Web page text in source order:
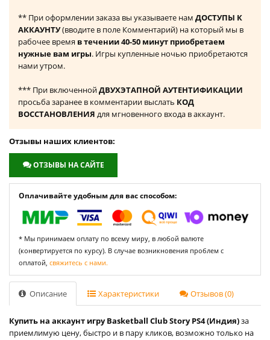
** При оформлении заказа вы указываете нам ДОСТУПЫ К
АККАУНТУ(вводите в поле Комментарий) на который мы в
рабочее время в течении 40-50 минут приобретаем
нужные вам игры. Игры купленные ночью приобретаются
нами утром.
*** При включеннойДВУХЭТАПНОЙ АУТЕНТИФИКАЦИИ
просьба заранее в комментарии выслать КОД
ВОССТАНОВЛЕНИЯ для мгновенного входа в аккаунт.
Отзывы наших клиентов:
ОТЗЫВЫ НА САЙТЕ
Оплачивайте удобным для вас способом:
* Мы принимаем оплату по всему миру, в любой валюте
(конвертируется по курсу). В случае возникновения проблем с
оплатой, свяжитесь с нами.
Описание Характеристики Отзывов (0)
Купить на аккаунт игру Basketball Club Story PS4 (Индия)за
приемлимую цену, быстро и в пару кликов, возможно только на